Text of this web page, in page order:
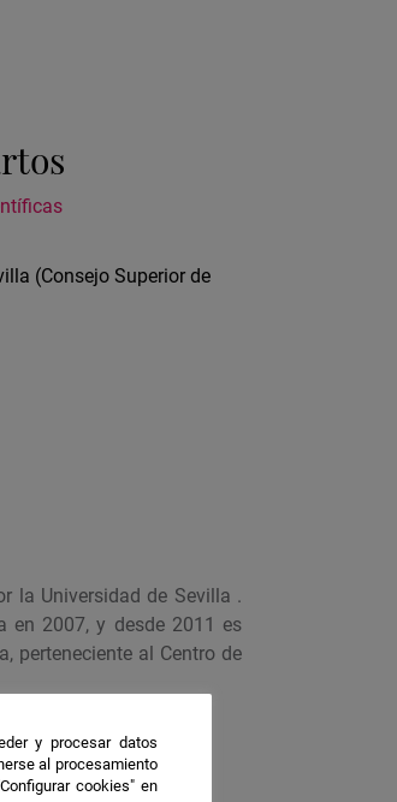
(Consejo Superior de
la Universidad de Sevilla .
en 2007, y desde 2011 es
perteneciente al Centro de
y procesar datos
al procesamiento
cookies" en